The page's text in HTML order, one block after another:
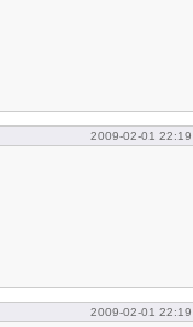
2009-02-01 22:19
2009-02-01 22:19